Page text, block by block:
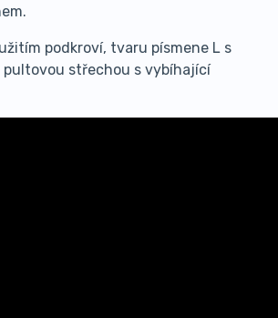
podkroví, tvaru písmene L s
střechou s vybíhající